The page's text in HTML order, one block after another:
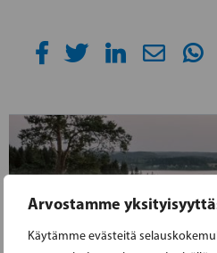
Arvostamme
Käytämme evästeitä